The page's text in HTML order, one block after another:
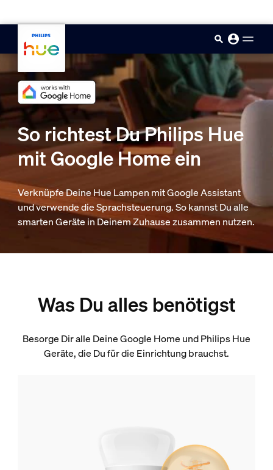
So richtest Du Philips Hue
mit Google Home ein
Verknüpfe Deine Hue Lampen mit Google Assistant
und verwende die Sprachsteuerung. So kannst Du alle
smarten Geräte in Deinem Zuhause zusammen nutzen.
Was Du alles benötigst
Besorge Dir alle Deine Google Home und Philips Hue
Geräte, die Du für die Einrichtung brauchst.